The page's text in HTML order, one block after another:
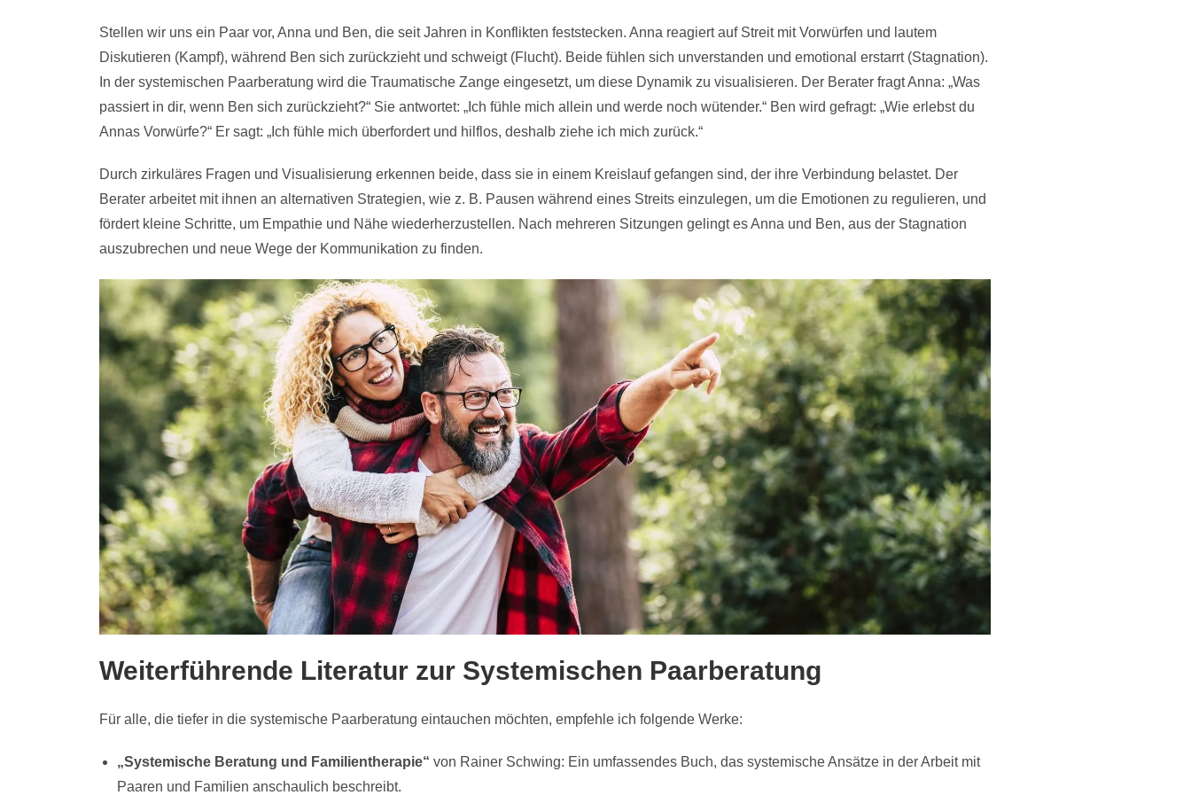
Stellen wir uns ein Paar vor, Anna und Ben, die seit Jahren in Konflikten feststecken. Anna reagiert auf Streit mit Vorwürfen und lautem
Diskutieren (Kampf), während Ben sich zurückzieht und schweigt (Flucht). Beide fühlen sich unverstanden und emotional erstarrt (Stagnation).
In der systemischen Paarberatung wird die Traumatische Zange eingesetzt, um diese Dynamik zu visualisieren. Der Berater fragt Anna: „Was
passiert in dir, wenn Ben sich zurückzieht?“ Sie antwortet: „Ich fühle mich allein und werde noch wütender.“ Ben wird gefragt: „Wie erlebst du
Annas Vorwürfe?“ Er sagt: „Ich fühle mich überfordert und hilflos, deshalb ziehe ich mich zurück.“
Durch zirkuläres Fragen und Visualisierung erkennen beide, dass sie in einem Kreislauf gefangen sind, der ihre Verbindung belastet. Der
Berater arbeitet mit ihnen an alternativen Strategien, wie z. B. Pausen während eines Streits einzulegen, um die Emotionen zu regulieren, und
fördert kleine Schritte, um Empathie und Nähe wiederherzustellen. Nach mehreren Sitzungen gelingt es Anna und Ben, aus der Stagnation
auszubrechen und neue Wege der Kommunikation zu finden.
Weiterführende Literatur zur Systemischen Paarberatung
Für alle, die tiefer in die systemische Paarberatung eintauchen möchten, empfehle ich folgende Werke:
„Systemische Beratung und Familientherapie“ von Rainer Schwing: Ein umfassendes Buch, das systemische Ansätze in der Arbeit mit
Paaren und Familien anschaulich beschreibt.